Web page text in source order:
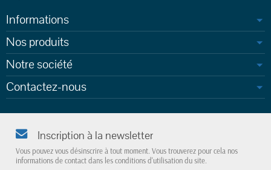
Informations
Nos produits
Notre société
Contactez-nous
Inscription à la newsletter
Vous pouvez vous désinscrire à tout moment. Vous trouverez pour cela nos
informations de contact dans les conditions d'utilisation du site.